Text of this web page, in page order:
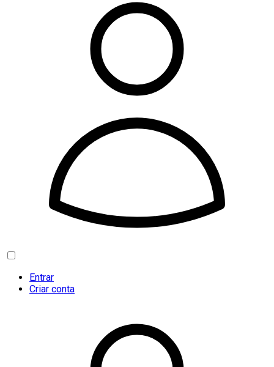
Entrar
Criar conta